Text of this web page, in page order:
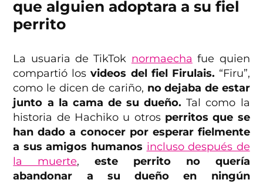
que alguien adoptara a su fiel
perrito
La usuaria de TikTok normaecha fue quien
compartió los videos del fiel Firulais. “Firu”,
como le dicen de cariño, no dejaba de estar
junto a la cama de su dueño.Tal como la
historia de Hachiko u otros perritos que se
han dado a conocer por esperar fielmente
a sus amigos humanos incluso después de
la muerte,este perrito no quería
abandonar a su dueño en ningún